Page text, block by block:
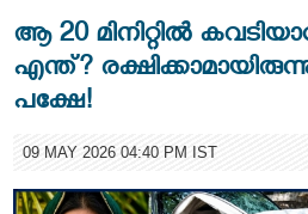
ആ 20 മിനിറ്റിൽ
എന്ത്?
പക്ഷേ!
09 MAY 2026 04:40 PM IST